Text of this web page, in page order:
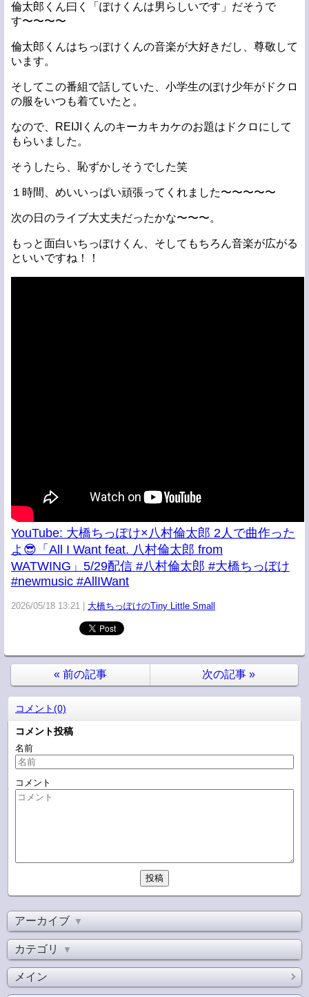
倫太郎くん曰く「ぽけくんは男らしいです」だそうで
す〜〜〜〜
倫太郎くんはちっぽけくんの音楽が大好きだし、尊敬して
います。
そしてこの番組で話していた、小学生のぽけ少年がドクロ
の服をいつも着ていたと。
なので、REIJIくんのキーカキカケのお題はドクロにして
もらいました。
そうしたら、恥ずかしそうでした笑
１時間、めいいっぱい頑張ってくれました〜〜〜〜〜
次の日のライブ大丈夫だったかな〜〜〜。
もっと面白いちっぽけくん、そしてもちろん音楽が広がる
といいですね！！
YouTube: 大橋ちっぽけ×八村倫太郎 2人で曲作った
よ😎「All I Want feat. 八村倫太郎 from
WATWING」5/29配信 #八村倫太郎 #大橋ちっぽけ
#newmusic #AllIWant
2026/05/18 13:21 大橋ちっぽけのTiny Little Small
« 前の記事 次の記事 »
コメント(0)
コメント投稿
名前
コメント
アーカイブ ▼
カテゴリ ▼
メイン